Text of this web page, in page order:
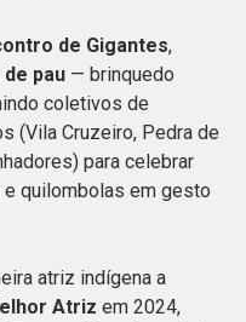
de Gigantes,
pau — brinquedo
coletivos de
(Vila Cruzeiro, Pedra de
para celebrar
quilombolas em gesto
atriz indígena a
Atriz em 2024,